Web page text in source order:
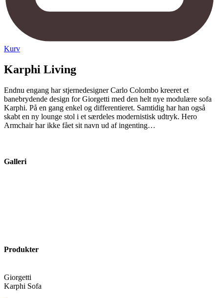
Kurv
Karphi Living
Endnu engang har stjernedesigner Carlo Colombo kreeret et
banebrydende design for Giorgetti med den helt nye modulære sofa
Karphi. På en gang enkel og differentieret. Samtidig har han også
skabt en ny lounge stol i et særdeles modernistisk udtryk. Hero
Armchair har ikke fået sit navn ud af ingenting…
Galleri
Produkter
Giorgetti
Karphi Sofa